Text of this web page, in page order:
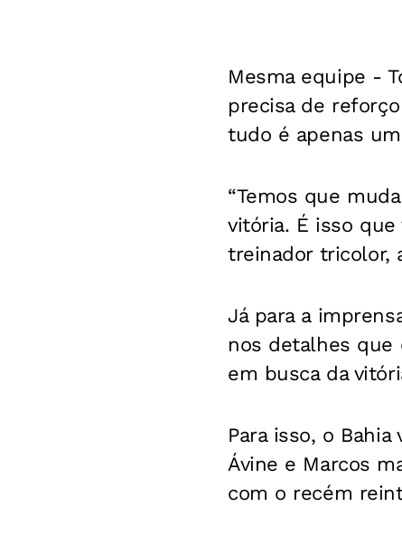
Mesma equipe -
precisa de
tudo é apenas
“Temos que
vitória. É isso que
treinador tricolor,
Já para a
nos detalhes que
em busca da
Para isso, o
Ávine e Marcos
com o recém